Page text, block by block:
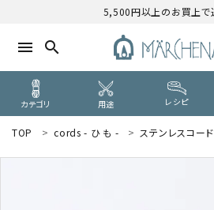
5,500円以上のお買上で
menu search
カテゴリ 用途 レシピ
TOP cords - ひ も - ステンレスコード